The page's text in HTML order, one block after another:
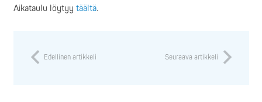
Aikataulu löytyy täältä.
Edellinen artikkeli Seuraava artikkeli